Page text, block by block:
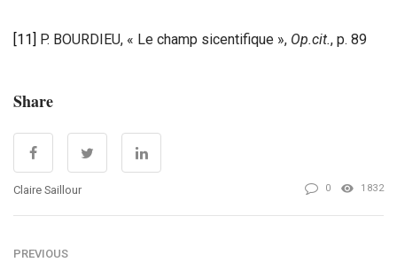
[11] P. BOURDIEU, « Le champ sicentifique », Op.cit., p. 89
Share
Claire Saillour 0 1832
PREVIOUS